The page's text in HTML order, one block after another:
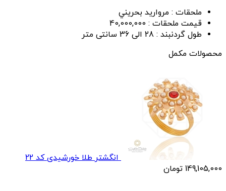
ملحقات : مرواريد بحريني
قیمت ملحقات : 40,000,000
طول گردنبند : 28 الی 36 سانتی متر
محصولات مکمل
انگشتر طلا خورشیدی کد 22
149,105,000 تومان